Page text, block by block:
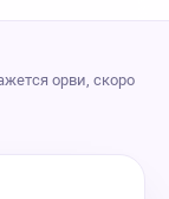
орви, скоро